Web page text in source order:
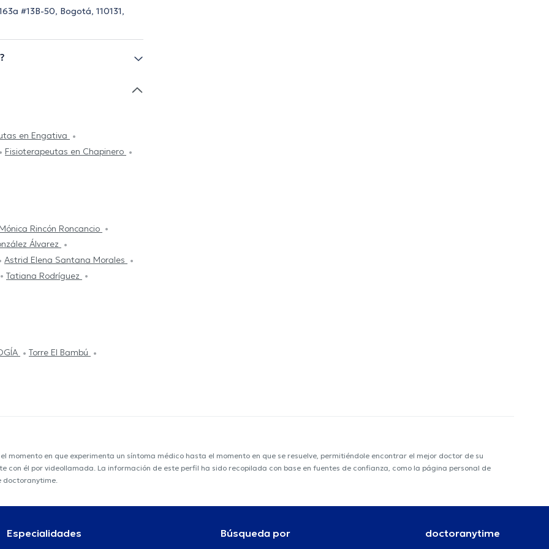
#13B-50, Bogotá, 110131,
en Engativa
Fisioterapeutas en Chapinero
Rincón Roncancio
Álvarez
Astrid Elena Santana Morales
Tatiana Rodríguez
Torre El Bambú
momento en que experimenta un síntoma médico hasta el momento en que se resuelve, permitiéndole encontrar el mejor doctor de su
él por videollamada. La información de este perfil ha sido recopilada con base en fuentes de confianza, como la página personal de
doctoranytime.
Especialidades Búsqueda por doctoranytime